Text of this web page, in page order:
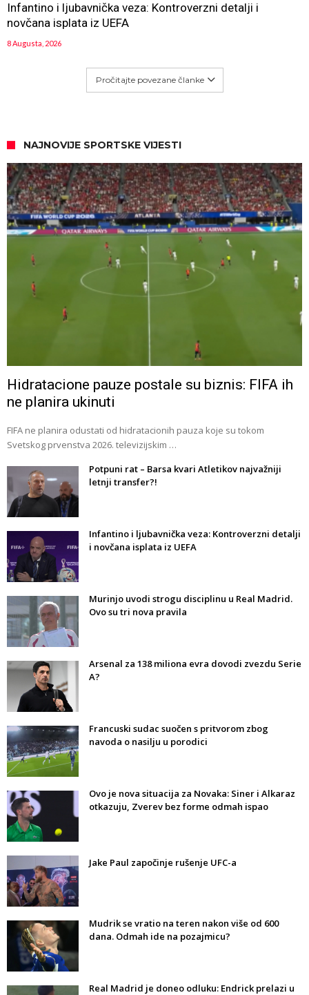
Infantino i ljubavnička veza: Kontroverzni detalji i
novčana isplata iz UEFA
8 Augusta, 2026
Pročitajte povezane članke
NAJNOVIJE SPORTSKE VIJESTI
Hidratacione pauze postale su biznis: FIFA ih
ne planira ukinuti
FIFA ne planira odustati od hidratacionih pauza koje su tokom
Svetskog prvenstva 2026. televizijskim …
Potpuni rat – Barsa kvari Atletikov najvažniji
letnji transfer?!
Infantino i ljubavnička veza: Kontroverzni detalji
i novčana isplata iz UEFA
Murinjo uvodi strogu disciplinu u Real Madrid.
Ovo su tri nova pravila
Arsenal za 138 miliona evra dovodi zvezdu Serie
A?
Francuski sudac suočen s pritvorom zbog
navoda o nasilju u porodici
Ovo je nova situacija za Novaka: Siner i Alkaraz
otkazuju, Zverev bez forme odmah ispao
Jake Paul započinje rušenje UFC-a
Mudrik se vratio na teren nakon više od 600
dana. Odmah ide na pozajmicu?
Real Madrid je doneo odluku: Endrick prelazi u